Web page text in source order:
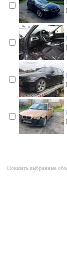
Показать выбранные